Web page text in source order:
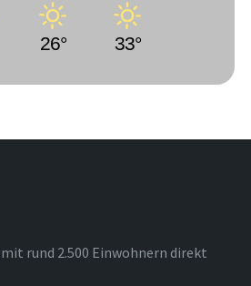
26° 33°
rund 2.500 Einwohnern direkt